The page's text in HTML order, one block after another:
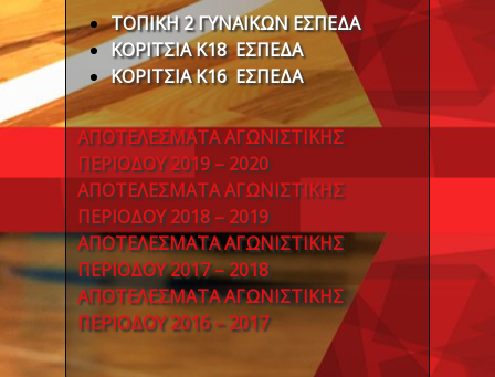
ΤΟΠΙΚΗ 2 ΓΥΝΑΙΚΩΝ ΕΣΠΕΔΑ
ΚΟΡΙΤΣΙΑ Κ18 ΕΣΠΕΔΑ
ΚΟΡΙΤΣΙΑ Κ16 ΕΣΠΕΔΑ
ΑΠΟΤΕΛΕΣΜΑΤΑ ΑΓΩΝΙΣΤΙΚΗΣ
ΠΕΡΙΟΔΟΥ 2019 – 2020
ΑΠΟΤΕΛΕΣΜΑΤΑ ΑΓΩΝΙΣΤΙΚΗΣ
ΠΕΡΙΟΔΟΥ 2018 – 2019
ΑΠΟΤΕΛΕΣΜΑΤΑ ΑΓΩΝΙΣΤΙΚΗΣ
ΠΕΡΙΟΔΟΥ 2017 – 2018
ΑΠΟΤΕΛΕΣΜΑΤΑ ΑΓΩΝΙΣΤΙΚΗΣ
ΠΕΡΙΟΔΟΥ 2016 – 2017